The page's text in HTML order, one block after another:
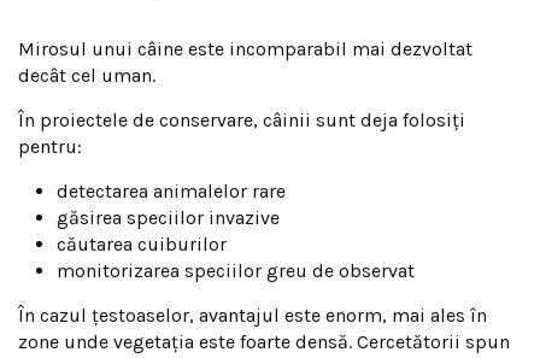
Mirosul unui câine este incomparabil mai dezvoltat
decât cel uman.
În proiectele de conservare, câinii sunt deja folosiți
pentru:
detectarea animalelor rare
găsirea speciilor invazive
căutarea cuiburilor
monitorizarea speciilor greu de observat
În cazul țestoaselor, avantajul este enorm, mai ales în
zone unde vegetația este foarte densă. Cercetătorii spun